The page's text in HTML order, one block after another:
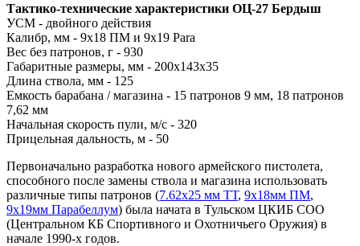
Тактико-технические характеристики ОЦ-27 Бердыш
УСМ - двойного действия
Калибр, мм - 9х18 ПМ и 9х19 Para
Вес без патронов, г - 930
Габаритные размеры, мм - 200x143x35
Длина ствола, мм - 125
Емкость барабана / магазина - 15 патронов 9 мм, 18 патронов
7,62 мм
Начальная скорость пули, м/с - 320
Прицельная дальность, м - 50
Первоначально разработка нового армейского пистолета,
способного после замены ствола и магазина использовать
различные типы патронов (7.62х25 мм ТТ, 9х18мм ПМ,
9х19мм Парабеллум) была начата в Тульском ЦКИБ СОО
(Центральном КБ Спортивного и Охотничьего Оружия) в
начале 1990-х годов.